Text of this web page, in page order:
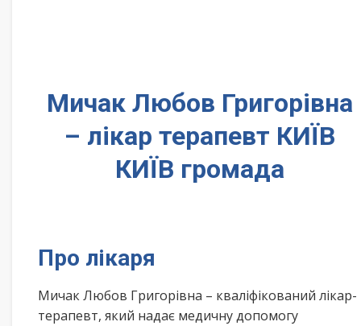
Мичак Любов Григорівна
– лікар терапевт КИЇВ
КИЇВ громада
Про лікаря
Мичак Любов Григорівна – кваліфікований лікар-
терапевт, який надає медичну допомогу